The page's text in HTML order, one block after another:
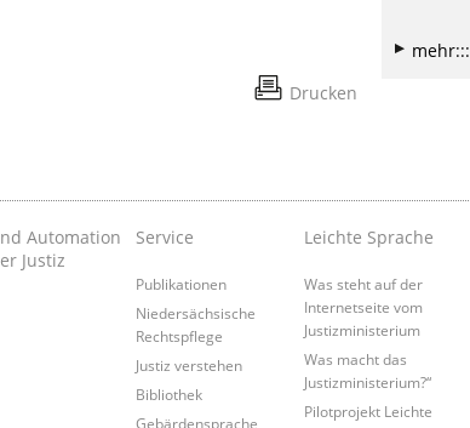
Drucken
mehr:::
Automation
Justiz
Service
Publikationen
Niedersächsische
Rechtspflege
Justiz verstehen
Bibliothek
Gebärdensprache
Leichte Sprache
Was steht auf der
Internetseite vom
Justizministerium
Was macht das
Justizministerium?“
Pilotprojekt Leichte